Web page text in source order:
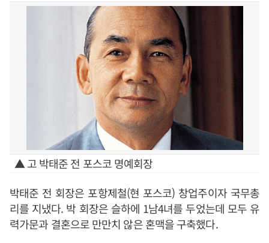
▲ 고 박태준 전 포스코 명예회장
박태준 전 회장은 포항제철(현 포스코) 창업주이자 국무총
리를 지냈다. 박 회장은 슬하에 1남4녀를 두었는데 모두 유
력가문과 결혼으로 만만치 않은 혼맥을 구축했다.